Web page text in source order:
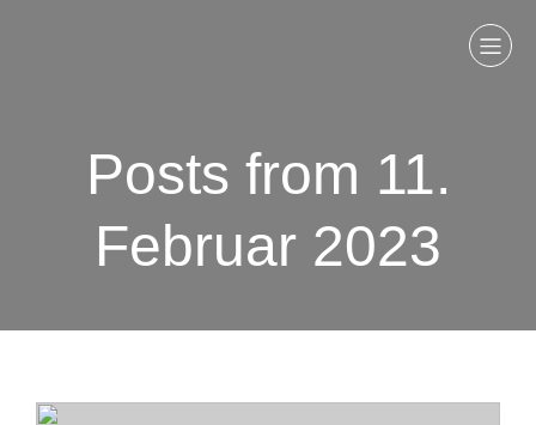
Posts from 11.
Februar 2023